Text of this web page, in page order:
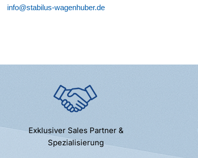
info@stabilus-wagenhuber.de
Exklusiver Sales Partner &
Spezialisierung